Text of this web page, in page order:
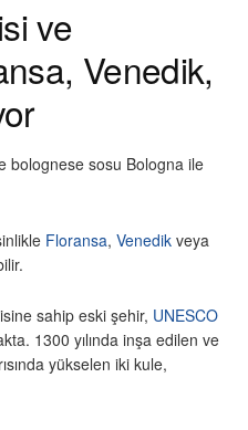
ve
Venedik,
bolognese sosu Bologna ile
Floransa, Venedik veya
sahip eski şehir, UNESCO
1300 yılında inşa edilen ve
yükselen iki kule,